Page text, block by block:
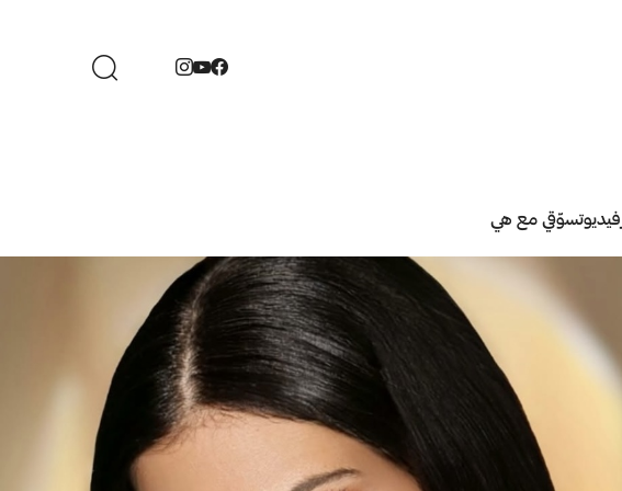
فيديوتسوّقي مع هي